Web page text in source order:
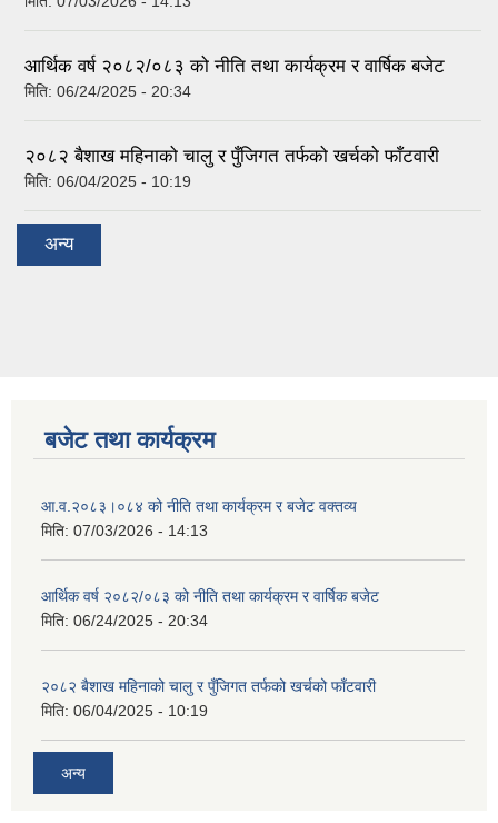
आर्थिक वर्ष २०८२/०८३ को नीति तथा कार्यक्रम र वार्षिक बजेट
मिति: 06/24/2025 - 20:34
२०८२ बैशाख महिनाको चालु र पुँजिगत तर्फको खर्चको फाँटवारी
मिति: 06/04/2025 - 10:19
अन्य
बजेट तथा कार्यक्रम
आ.व.२०८३।०८४ को नीति तथा कार्यक्रम र बजेट वक्तव्य
मिति: 07/03/2026 - 14:13
आर्थिक वर्ष २०८२/०८३ को नीति तथा कार्यक्रम र वार्षिक बजेट
मिति: 06/24/2025 - 20:34
२०८२ बैशाख महिनाको चालु र पुँजिगत तर्फको खर्चको फाँटवारी
मिति: 06/04/2025 - 10:19
अन्य